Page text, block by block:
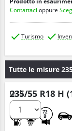
Contattaci oppure
Turismo
Tutte le misure
235/55 R18 H
72
B
Q.tà